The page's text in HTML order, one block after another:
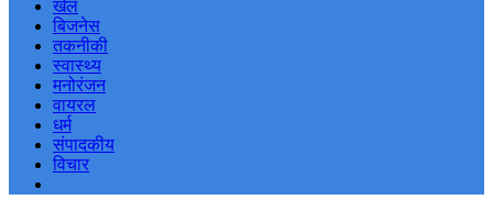
खेल
बिजनेस
तकनीकी
स्वास्थ्य
मनोरंजन
वायरल
धर्म
संपादकीय
विचार